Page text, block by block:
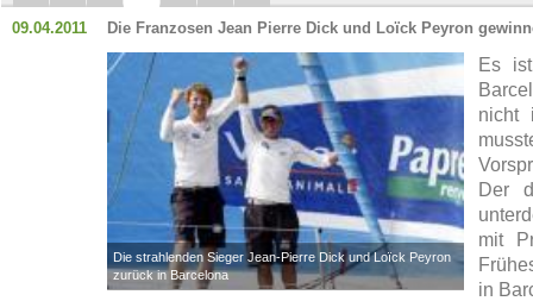
09.04.2011 Die Franzosen Jean Pierre Dick und Loïck Peyron
Die strahlenden Sieger Jean-Pierre Dick und Loïck Peyron
zurück in Barcelona
Es
nicht
Der
mit
in